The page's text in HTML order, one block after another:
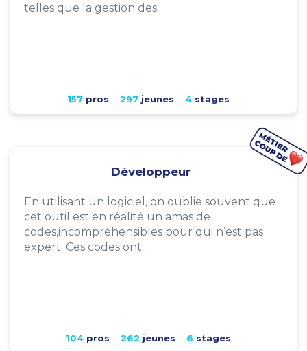
telles que la gestion des...
157pros 297jeunes 4stages
Développeur
En utilisant un logiciel, on oublie souvent que
cet outil est en réalité un amas de
codes,incompréhensibles pour qui n’est pas
expert. Ces codes ont...
104pros 262 jeunes 6 stages